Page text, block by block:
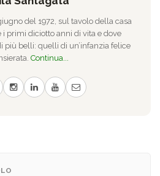
del 1972, sul tavolo della casa
primi diciotto anni di vita e dove
più belli: quelli di un’infanzia felice
Continua...